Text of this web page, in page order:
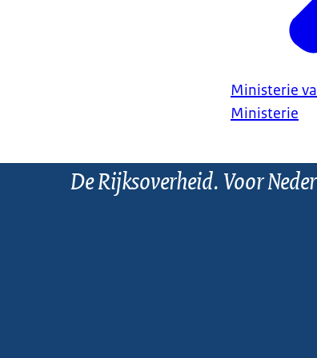
Ministerie
Ministerie
De Rijksoverheid. Voor